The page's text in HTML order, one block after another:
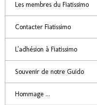
Les membres du Fiatissimo
Contacter Fiatissimo
L'adhésion à Fiatissimo
Souvenir de notre Guido
Hommage ...